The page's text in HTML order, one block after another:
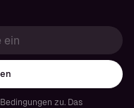
zu. Das